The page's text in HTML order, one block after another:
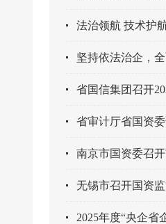
法治领航 技术护
坚持依法治企，
省国信集团召开
省审计厅省国资
南京市国资委召
无锡市召开国资
2025年度“央企省